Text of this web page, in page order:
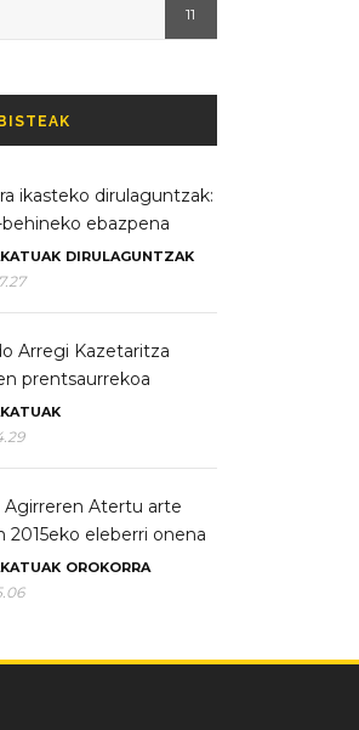
11
ikasteko dirulaguntzak:
ebazpena
DIRULAGUNTZAK
Arregi Kazetaritza
prentsaurrekoa
Agirreren Atertu arte
2015eko eleberri onena
OROKORRA